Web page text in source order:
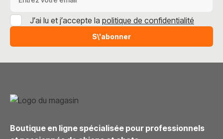
S\'abonner
J’ai lu et j’accepte la politique de confidentialité
Boutique en ligne spécialisée pour professionnels